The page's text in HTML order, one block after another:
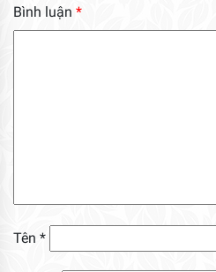
Bình luận *
Tên *